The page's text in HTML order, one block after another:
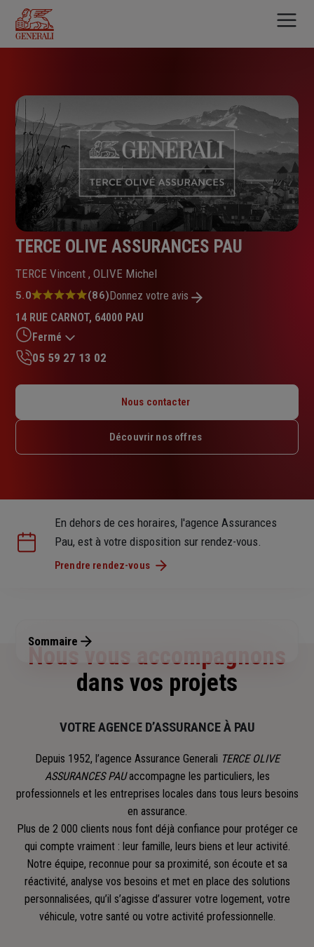
contenu
principal
TERCE OLIVE ASSURANCES PAU
TERCE Vincent , OLIVE Michel
Note
5.0
sur
5
étoiles
5.0 (86)Donnez votre avis
14 RUE CARNOT, 64000 PAU
Fermé
Mardi : 09h – 12h / 14h – 18h
Jeudi : 09h – 12h / 14h – 18h
05 59 27 13 02
Nous contacter
Découvrir nos offres
En dehors de ces horaires, l'agence Assurances
Pau, est à votre disposition sur rendez-vous.
Prendre rendez-vous
Sommaire
Nous vous accompagnons
dans vos projets
VOTRE AGENCE D’ASSURANCE À PAU
Depuis 1952, l’agence Assurance Generali TERCE OLIVE
ASSURANCES PAUaccompagne les particuliers, les
professionnels et les entreprises locales dans tous leurs besoins
en assurance.
Plus de 2 000 clients nous font déjà confiance pour protéger ce
qui compte vraiment : leur famille, leurs biens et leur activité.
Notre équipe, reconnue pour sa proximité, son écoute et sa
réactivité, analyse vos besoins et met en place des solutions
personnalisées, qu’il s’agisse d’assurer votre logement, votre
véhicule, votre santé ou votre activité professionnelle.